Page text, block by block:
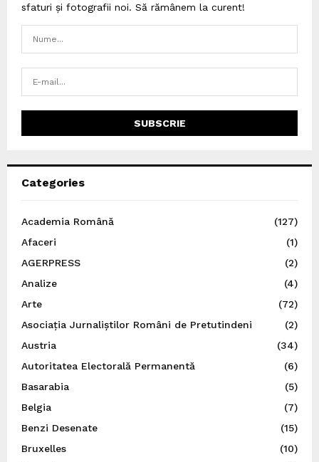
sfaturi și fotografii noi. Să rămânem la curent!
Categories
Academia Română
(127)
Afaceri
(1)
AGERPRESS
(2)
Analize
(4)
Arte
(72)
Asociația Jurnaliștilor Români de Pretutindeni
(2)
Austria
(34)
Autoritatea Electorală Permanentă
(6)
Basarabia
(5)
Belgia
(7)
Benzi Desenate
(15)
Bruxelles
(10)